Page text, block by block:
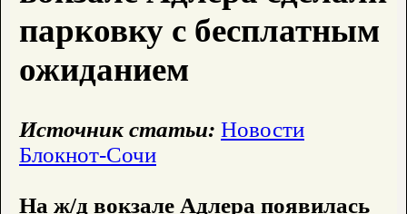
парковку с бесплатным
ожиданием
Источник статьи: Новости
Блокнот-Сочи
На ж/д вокзале Адлера появилась